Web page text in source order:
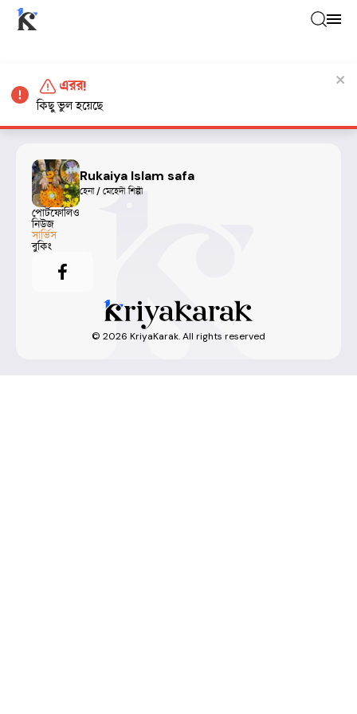
Rukaiya Islam safa
হেনা / মেহেদী শিল্পী
পোর্টফোলিও
নিউজ
সার্ভিস
বুকিং
© 2026 KriyaKarak. All rights reserved
এরর!
কিছু ভুল হয়েছে